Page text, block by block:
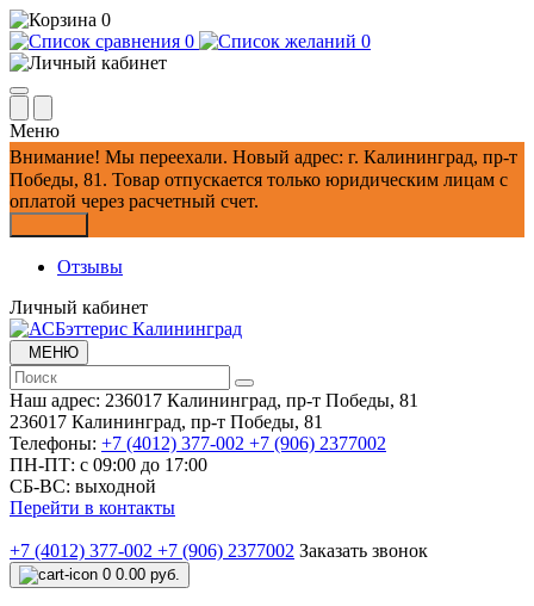
0
0
0
Меню
Внимание! Мы переехали. Новый адрес: г. Калининград, пр-т
Победы, 81. Товар отпускается только юридическим лицам с
оплатой через расчетный счет.
Отзывы
Личный кабинет
МЕНЮ
Наш адрес: 236017 Калининград,​ пр-т Победы, 81
236017 Калининград,​ пр-т Победы, 81
Телефоны: +7 (4012) 377-002 +7 (906) 2377002
ПН-ПТ: с 09:00 до 17:00
СБ-ВС: выходной
Перейти в контакты
+7 (4012) 377-002 +7 (906) 2377002 Заказать звонок
0 0.00 руб.